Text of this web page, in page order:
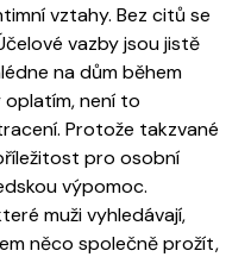
vztahy. Bez citů se
vazby jsou jistě
na dům během
není to
Protože takzvané
pro osobní
výpomoc.
muži vyhledávají,
něco společně prožít,